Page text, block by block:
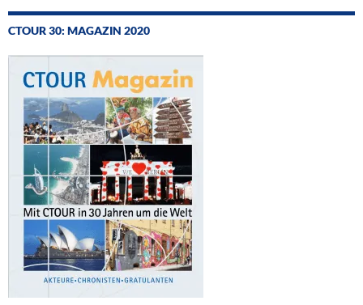
CTOUR 30: MAGAZIN 2020